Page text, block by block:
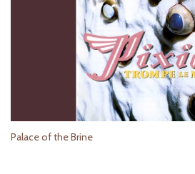
Palace of the Brine